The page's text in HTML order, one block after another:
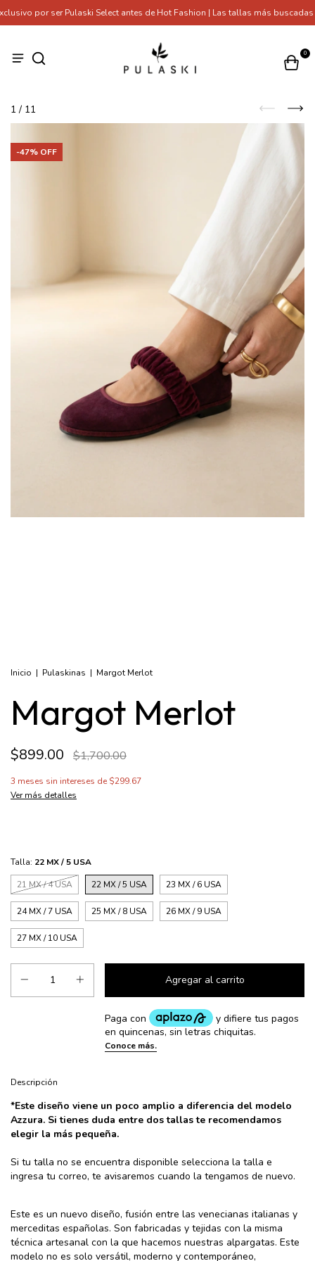
por ser Pulaski Select antes de Hot Fashion | Las tallas más buscadas
0
1 / 11
-47% OFF
Inicio | Pulaskinas | Margot Merlot
Margot Merlot
$899.00 $1,700.00
3 meses sin intereses de $299.67
Ver más detalles
Talla: 22 MX / 5 USA
21 MX / 4 USA
22 MX / 5 USA 23 MX / 6 USA
24 MX / 7 USA 25 MX / 8 USA 26 MX / 9 USA
27 MX / 10 USA
Descripción
*Este diseño viene un poco amplio a diferencia del modelo
Azzura. Si tienes duda entre dos tallas te recomendamos
elegir la más pequeña.
Si tu talla no se encuentra disponible selecciona la talla e
ingresa tu correo, te avisaremos cuando la tengamos de nuevo.
Este es un nuevo diseño, fusión entre las venecianas italianas y
merceditas españolas. Son fabricadas y tejidas con la misma
técnica artesanal con la que hacemos nuestras alpargatas. Este
modelo no es solo versátil, moderno y contemporáneo,